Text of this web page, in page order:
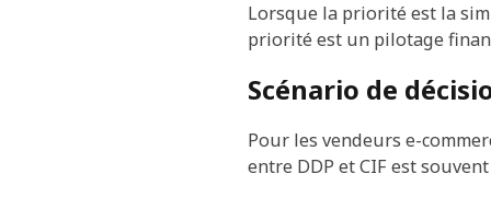
Lorsque la priorité est la
priorité est un pilotage
Scénario de
Pour les vendeurs e-
entre DDP et CIF est